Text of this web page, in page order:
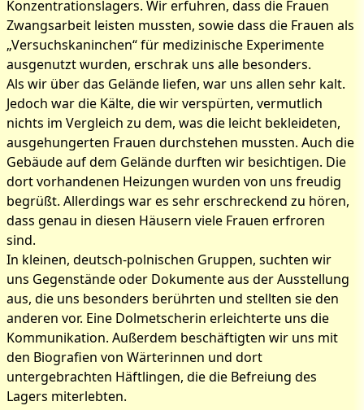
Konzentrationslagers. Wir erfuhren, dass die Frauen
Zwangsarbeit leisten mussten, sowie dass die Frauen als
„Versuchskaninchen“ für medizinische Experimente
ausgenutzt wurden, erschrak uns alle besonders.
Als wir über das Gelände liefen, war uns allen sehr kalt.
Jedoch war die Kälte, die wir verspürten, vermutlich
nichts im Vergleich zu dem, was die leicht bekleideten,
ausgehungerten Frauen durchstehen mussten. Auch die
Gebäude auf dem Gelände durften wir besichtigen. Die
dort vorhandenen Heizungen wurden von uns freudig
begrüßt. Allerdings war es sehr erschreckend zu hören,
dass genau in diesen Häusern viele Frauen erfroren
sind.
In kleinen, deutsch-polnischen Gruppen, suchten wir
uns Gegenstände oder Dokumente aus der Ausstellung
aus, die uns besonders berührten und stellten sie den
anderen vor. Eine Dolmetscherin erleichterte uns die
Kommunikation. Außerdem beschäftigten wir uns mit
den Biografien von Wärterinnen und dort
untergebrachten Häftlingen, die die Befreiung des
Lagers miterlebten.